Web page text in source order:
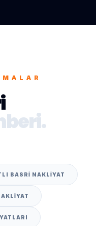
BASRI NAKLIYAT